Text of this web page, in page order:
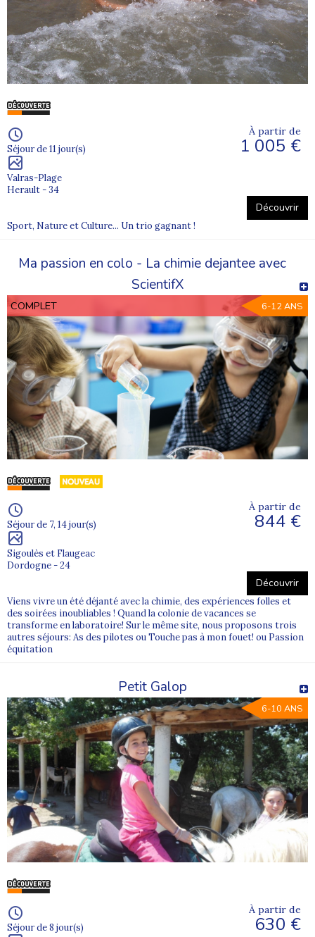
Séjour de 11 jour(s)
Valras-Plage
Herault - 34
À partir de
1 005 €
Découvrir
Sport, Nature et Culture... Un trio gagnant !
Ma passion en colo - La chimie dejantee avec
ScientifX
COMPLET 6-12 ANS
Séjour de 7, 14 jour(s)
Sigoulès et Flaugeac
Dordogne - 24
À partir de
844 €
Découvrir
Viens vivre un été déjanté avec la chimie, des expériences folles et
des soirées inoubliables ! Quand la colonie de vacances se
transforme en laboratoire! Sur le même site, nous proposons trois
autres séjours: As des pilotes ou Touche pas à mon fouet! ou Passion
équitation
Petit Galop
6-10 ANS
Séjour de 8 jour(s)
À partir de
630 €